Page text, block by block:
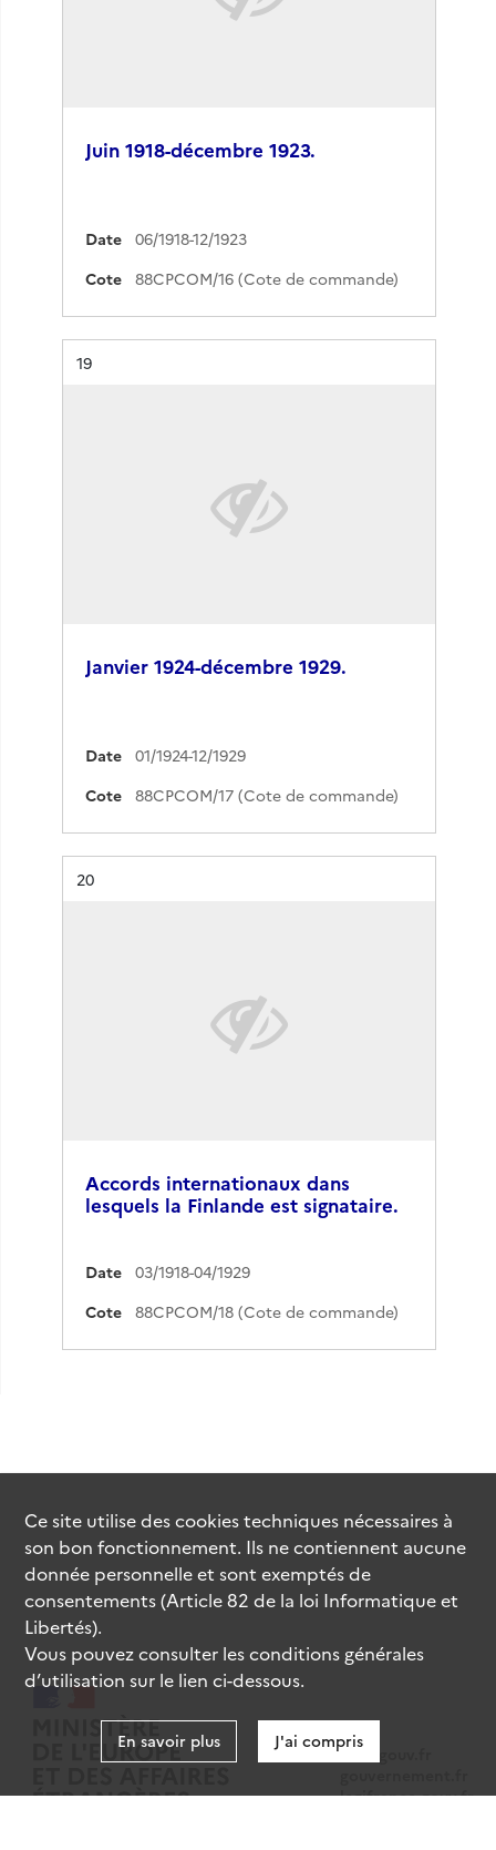
Juin 1918-décembre 1923.
Date
06/1918-12/1923
Cote
88CPCOM/16 (Cote de commande)
Résultat n°
19
Janvier 1924-décembre 1929.
Date
01/1924-12/1929
Cote
88CPCOM/17 (Cote de commande)
Résultat n°
20
Accords internationaux dans
lesquels la Finlande est signataire.
Date
03/1918-04/1929
Cote
88CPCOM/18 (Cote de commande)
data.gouv.fr
legifrance.gouv.fr
Ce site utilise descookiestechniques nécessaires à
son bon fonctionnement. Ils ne contiennent aucune
donnée personnelle et sont exemptés de
consentements (Article 82 de la loi Informatique et
Libertés).
Vous pouvez consulter les conditions générales
d’utilisation sur le lien ci-dessous.
En savoir plus J'ai compris